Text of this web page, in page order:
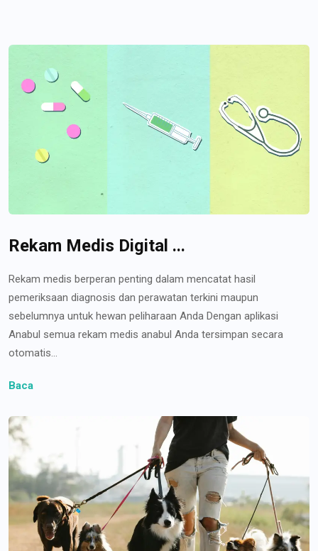
Rekam Medis Digital ...
Rekam medis berperan penting dalam mencatat hasil
pemeriksaan diagnosis dan perawatan terkini maupun
sebelumnya untuk hewan peliharaan Anda Dengan aplikasi
Anabul semua rekam medis anabul Anda tersimpan secara
otomatis...
Baca